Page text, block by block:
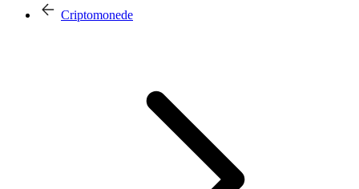
Criptomonede